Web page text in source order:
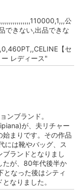
公
できない,出品できな
【セ
レディース"
ンブランド。
が、夫リチャー
始まりです。その作品
には靴やバッグ、ス
ランドとなりまし
たが、80年代後半か
となった後はシティ
なりました。